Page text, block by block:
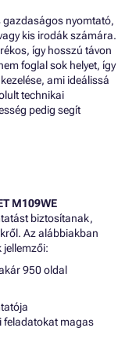
gazdaságos nyomtató,
kis irodák számára.
így hosszú távon
foglal sok helyet, így
ami ideálissá
technikai
pedig segít
M109WE
biztosítanak,
Az alábbiakban
jellemzői:
950 oldal
feladatokat magas